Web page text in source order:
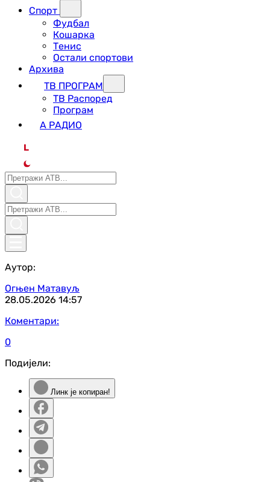
Спорт
Фудбал
Кошарка
Тенис
Остали спортови
Архива
ТВ ПРОГРАМ
ТВ Распоред
Програм
А РАДИО
L
Аутор:
Огњен Матавуљ
28.05.2026 14:57
Коментари:
0
Подијели:
Линк је копиран!